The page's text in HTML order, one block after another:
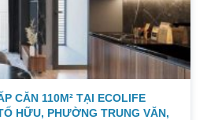
CĂN 110M² TẠI ECOLIFE
HỮU, PHƯỜNG TRUNG VĂN,